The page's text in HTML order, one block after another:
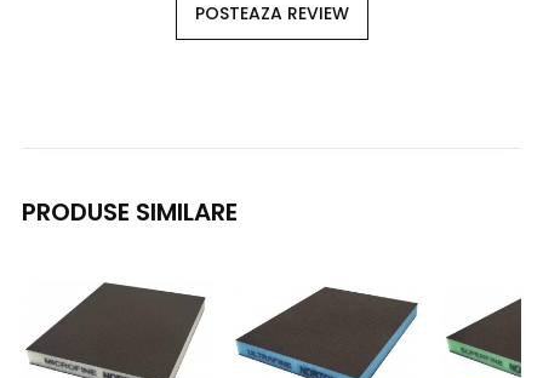
POSTEAZA REVIEW
PRODUSE SIMILARE